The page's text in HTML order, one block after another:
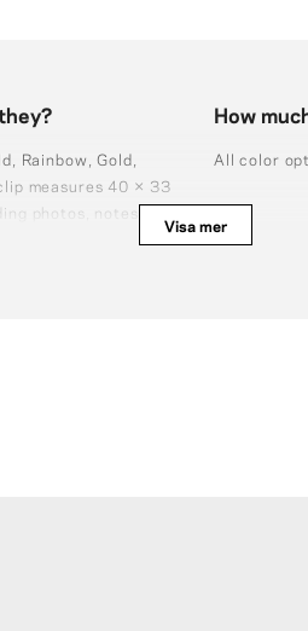
Rainbow, Gold,
measures 40 × 33
photos, notes, and
How
All color
Visa mer